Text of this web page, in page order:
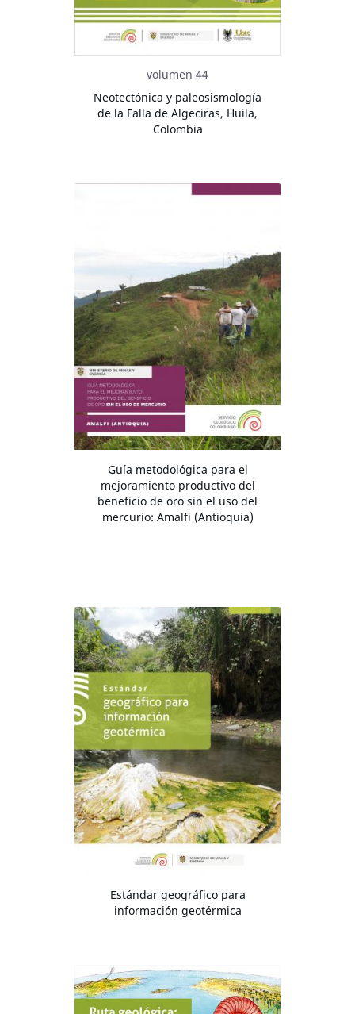
volumen 44
Neotectónica y paleosismología
de la Falla de Algeciras, Huila,
Colombia
Guía metodológica para el
mejoramiento productivo del
beneficio de oro sin el uso del
mercurio: Amalfi (Antioquia)
Estándar geográfico para
información geotérmica